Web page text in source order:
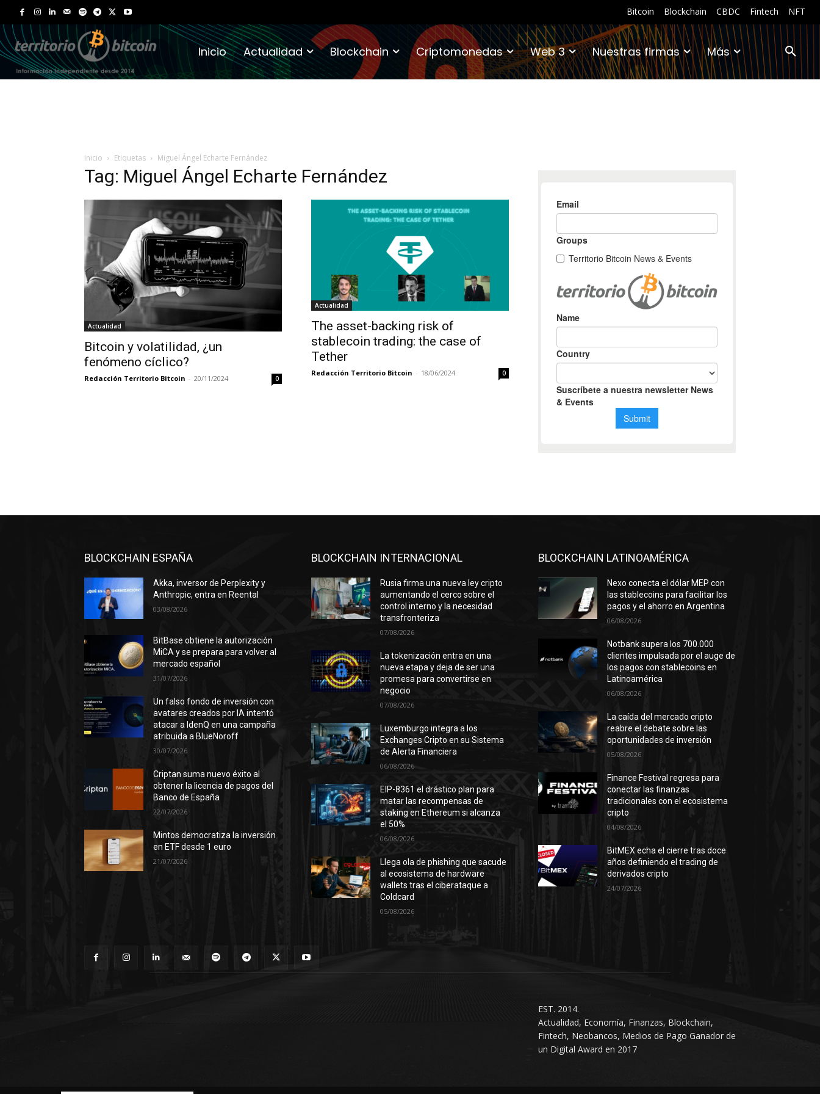
Bitcoin Blockchain CBDC Fintech NFT
Inicio Actualidad Blockchain Criptomonedas Web 3 Nuestras firmas Más
Inicio Etiquetas Miguel Ángel Echarte Fernández
Tag: Miguel Ángel Echarte Fernández
Actualidad
Bitcoin y volatilidad, ¿un
fenómeno cíclico?
Redacción Territorio Bitcoin - 20/11/2024 0
Actualidad
The asset-backing risk of
stablecoin trading: the case of
Tether
Redacción Territorio Bitcoin - 18/06/2024 0
BLOCKCHAIN ESPAÑA
Akka, inversor de Perplexity y
Anthropic, entra en Reental
03/08/2026
BitBase obtiene la autorización
MiCA y se prepara para volver al
mercado español
31/07/2026
Un falso fondo de inversión con
avatares creados por IA intentó
atacar a IdenQ en una campaña
atribuida a BlueNoroff
30/07/2026
Criptan suma nuevo éxito al
obtener la licencia de pagos del
Banco de España
22/07/2026
Mintos democratiza la inversión
en ETF desde 1 euro
21/07/2026
BLOCKCHAIN INTERNACIONAL
Rusia firma una nueva ley cripto
aumentando el cerco sobre el
control interno y la necesidad
transfronteriza
07/08/2026
La tokenización entra en una
nueva etapa y deja de ser una
promesa para convertirse en
negocio
07/08/2026
Luxemburgo integra a los
Exchanges Cripto en su Sistema
de Alerta Financiera
06/08/2026
EIP-8361 el drástico plan para
matar las recompensas de
staking en Ethereum si alcanza
el 50%
06/08/2026
Llega ola de phishing que sacude
al ecosistema de hardware
wallets tras el ciberataque a
Coldcard
05/08/2026
BLOCKCHAIN LATINOAMÉRICA
Nexo conecta el dólar MEP con
las stablecoins para facilitar los
pagos y el ahorro en Argentina
06/08/2026
Notbank supera los 700.000
clientes impulsada por el auge de
los pagos con stablecoins en
Latinoamérica
06/08/2026
La caída del mercado cripto
reabre el debate sobre las
oportunidades de inversión
05/08/2026
Finance Festival regresa para
conectar las finanzas
tradicionales con el ecosistema
cripto
04/08/2026
BitMEX echa el cierre tras doce
años definiendo el trading de
derivados cripto
24/07/2026
EST. 2014.
Actualidad, Economía, Finanzas, Blockchain,
Fintech, Neobancos, Medios de Pago Ganador de
un Digital Award en 2017